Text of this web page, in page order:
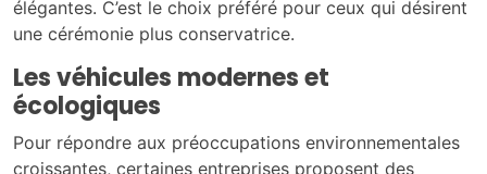
élégantes. C’est le choix préféré pour ceux qui désirent
une cérémonie plus conservatrice.
Les véhicules modernes et
écologiques
Pour répondre aux préoccupations environnementales
croissantes, certaines entreprises proposent des